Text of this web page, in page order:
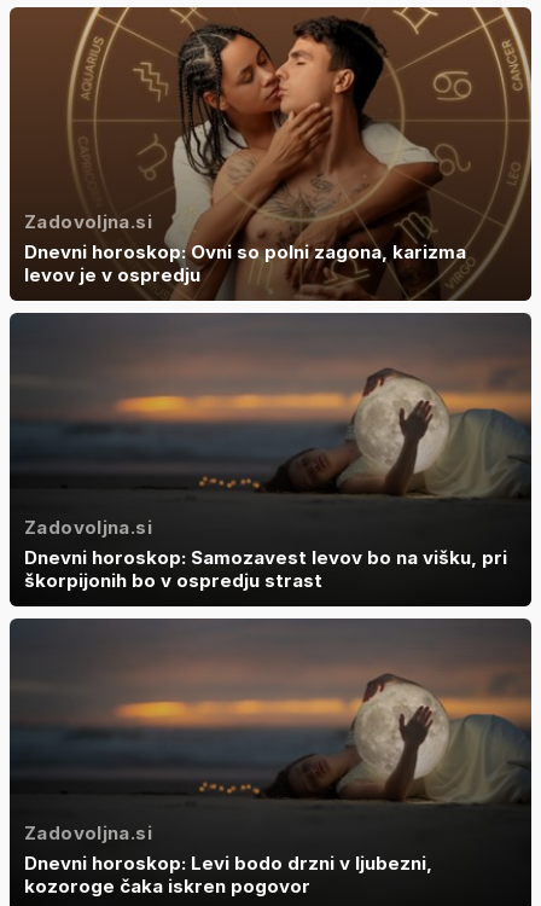
Zadovoljna.si
Dnevni horoskop: Ovni so polni zagona, karizma
levov je v ospredju
Zadovoljna.si
Dnevni horoskop: Samozavest levov bo na višku, pri
škorpijonih bo v ospredju strast
Zadovoljna.si
Dnevni horoskop: Levi bodo drzni v ljubezni,
kozoroge čaka iskren pogovor